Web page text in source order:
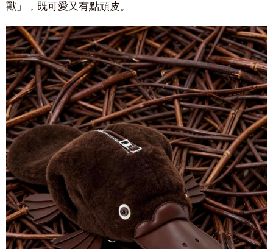
獸」，既可愛又有點頑皮。